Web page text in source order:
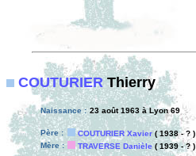
COUTURIERThierry
Naissance : 23 août 1963 à Lyon 69
Père : COUTURIER Xavier ( 1938 - ? )
Mère :
TRAVERSE Danièle( 1939 - ? )